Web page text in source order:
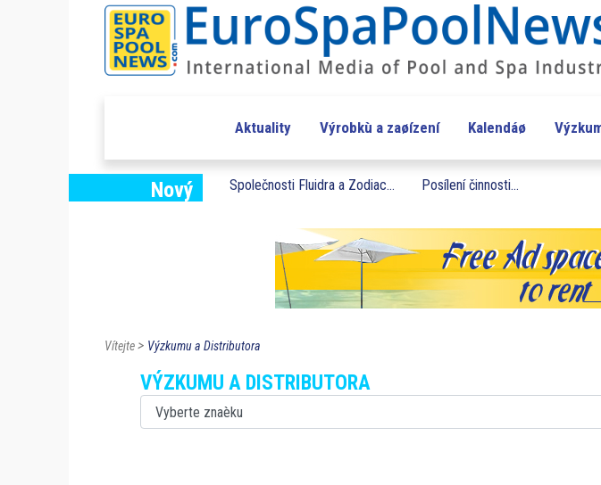
Aktuality Výrobkù a zaøízení Kalendáø
Nový Společnosti Fluidra a Zodiac... Posílení činnosti...
Vítejte> Výzkumu a Distributora
VÝZKUMU A DISTRIBUTORA